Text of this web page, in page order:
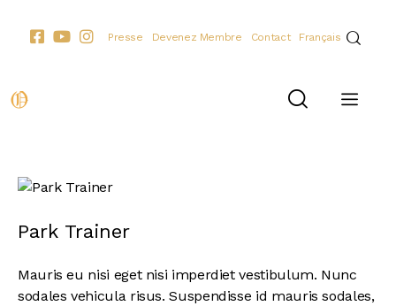
Presse Devenez Membre Contact Français
Park Trainer
Mauris eu nisi eget nisi imperdiet vestibulum. Nunc
sodales vehicula risus. Suspendisse id mauris sodales,